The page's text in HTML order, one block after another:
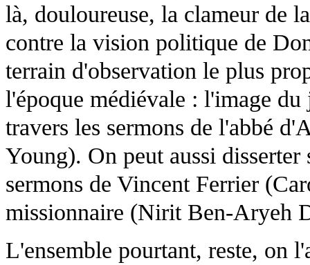
là, douloureuse, la clameur de
contre la vision politique de
terrain d'observation le plus
l'époque médiévale : l'image
travers les sermons de l'abbé
Young). On peut aussi
sermons de Vincent Ferrier
missionnaire (Nirit Ben-Aryeh
L'ensemble pourtant, reste, on